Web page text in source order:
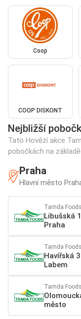
Coop
COOP DISKONT
Nejbližší
Tato Hovězí akce
pobočkách na
Praha
Hlavní město
Tamda Foods
Libušská
Praha
Tamda Foods
Havířská
Labem
Tamda Foods
město